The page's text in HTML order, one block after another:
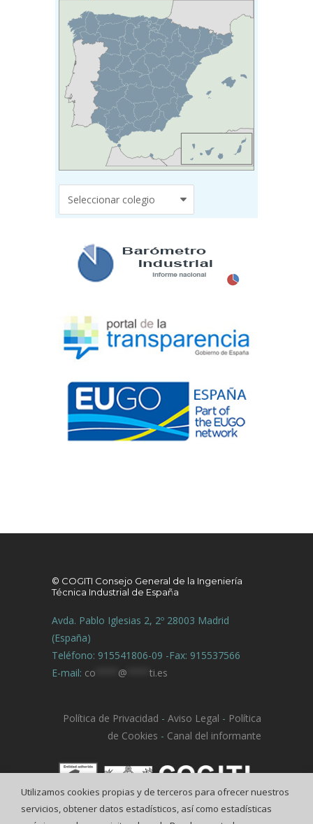
© COGITI Consejo General de la Ingeniería
Técnica Industrial de España
Avda. Pablo Iglesias 2, 2º 28003 Madrid
(España)
Teléfono: 915541806-09 -Fax: 915537566
E-mail: co @ ti.es
Política de Privacidad - Aviso Legal - Política
de Cookies - Canal del informante
Utilizamos cookies propias y de terceros para ofrecer nuestros
servicios, obtener datos estadísticos, así como estadísticas